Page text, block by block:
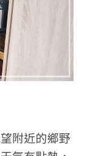
附近的鄉野